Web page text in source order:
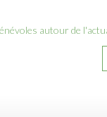
autour de